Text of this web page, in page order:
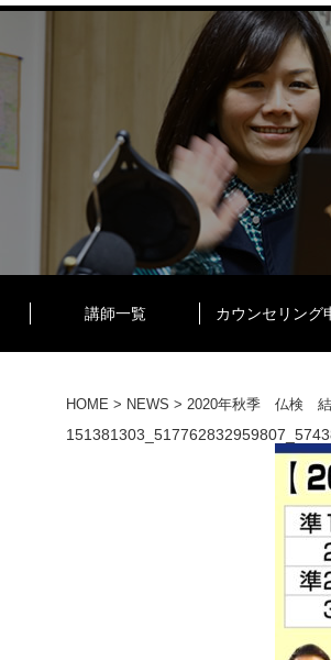
講師一覧 カウンセリング
HOME > NEWS > 2020年秋季 仏検 結